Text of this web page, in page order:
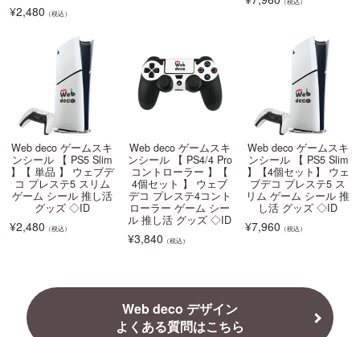
¥2,480 （税込）
Web deco ゲームスキ
ンシール 【 PS5 Slim
】【 単品 】 ウェブデ
コ プレステ5 スリム
ゲーム シール 推し活
グッズ ◇ID
¥2,480 （税込）
Web deco ゲームスキ
ンシール 【 PS4/4 Pro
コントローラー 】【
4個セット 】 ウェブ
デコ プレステ4コント
ローラー ゲーム シー
ル 推し活 グッズ ◇ID
¥3,840 （税込）
Web deco ゲームスキ
ンシール 【 PS5 Slim
】【4個セット】 ウェ
ブデコ プレステ5 ス
リム ゲーム シール 推
し活 グッズ ◇ID
¥7,960 （税込）
Web deco デザイン
よくある質問はこちら